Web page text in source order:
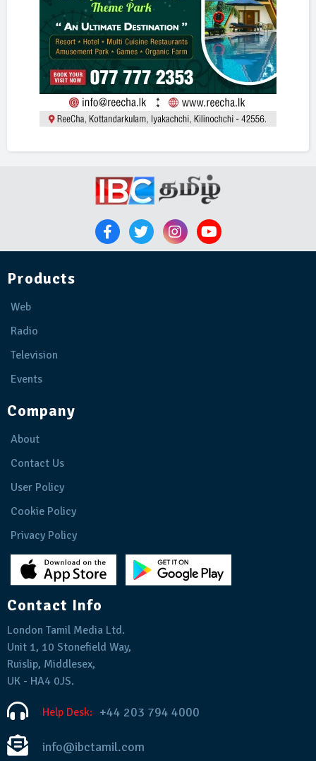
Products
Web
Radio
Television
Events
Company
About
Contact Us
User Policy
Cookie Policy
Privacy Policy
Contact Info
London Tamil Media Ltd.
Unit 1, 10 Stonefield Way,
Ruislip, Middlesex,
UK - HA4 0JS.
Help Desk: +44 203 794 4000
info@ibctamil.com